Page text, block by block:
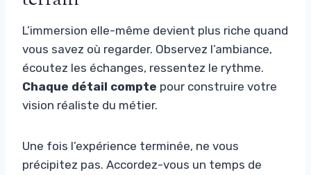
L’immersion elle-même devient plus riche quand
vous savez où regarder. Observez l’ambiance,
écoutez les échanges, ressentez le rythme.
Chaque détail compte pour construire votre
vision réaliste du métier.
Une fois l’expérience terminée, ne vous
précipitez pas. Accordez-vous un temps de